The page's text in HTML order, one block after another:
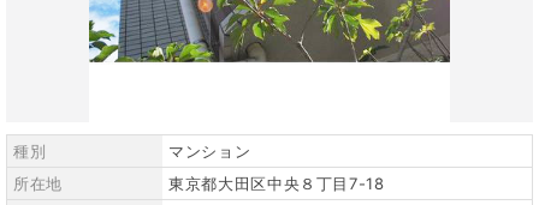
種別
マンション
所在地
東京都大田区中央８丁目7-18